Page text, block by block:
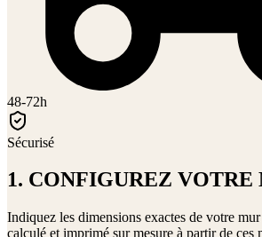
48-72h
Sécurisé
1. CONFIGUREZ VOTRE
Indiquez les dimensions exactes de votre
calculé et imprimé sur mesure à partir de ces